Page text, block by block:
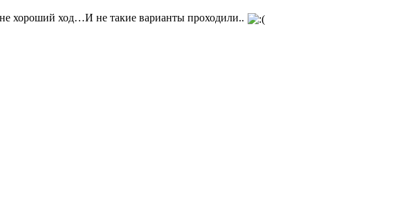
хороший ход…И не такие варианты проходили..